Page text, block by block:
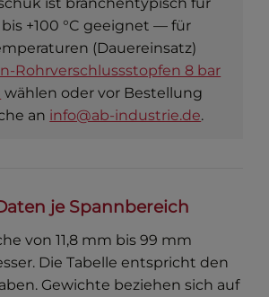
bis +100 °C geeignet — für
(Dauereinsatz)
Rohrverschlussstopfen 8 bar
wählen oder vor Bestellung
an info@ab-industrie.de.
je Spannbereich
von 11,8 mm bis 99 mm
Die Tabelle entspricht den
Gewichte beziehen sich auf